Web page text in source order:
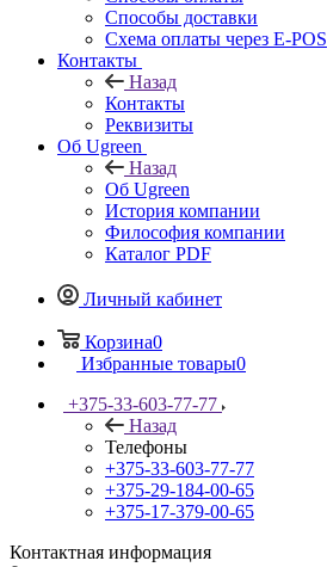
Способы доставки
Схема оплаты через E-POS
Контакты
Назад
Контакты
Реквизиты
Об Ugreen
Назад
Об Ugreen
История компании
Философия компании
Каталог PDF
Личный кабинет
Корзина0
Избранные товары0
+375-33-603-77-77
Назад
Телефоны
+375-33-603-77-77
+375-29-184-00-65
+375-17-379-00-65
Контактная информация